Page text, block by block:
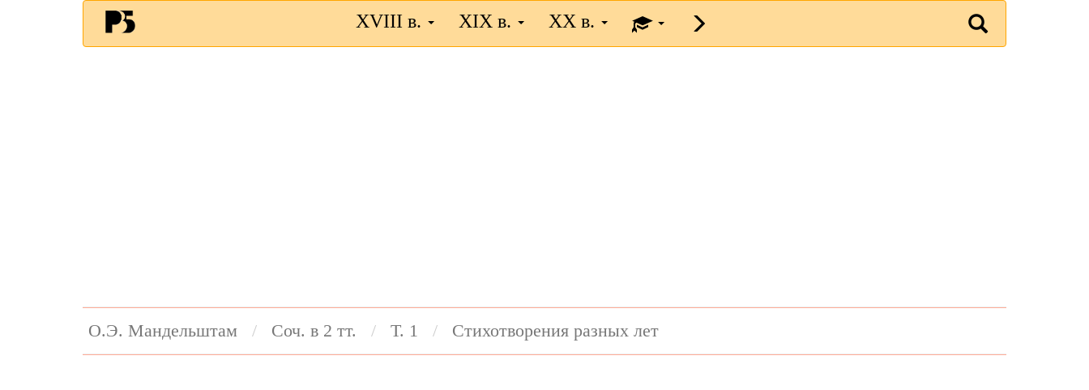
XVIII в. XIX в. XX в.
О.Э. Мандельштам Соч. в 2 тт. Т. 1 Стихотворения разных лет